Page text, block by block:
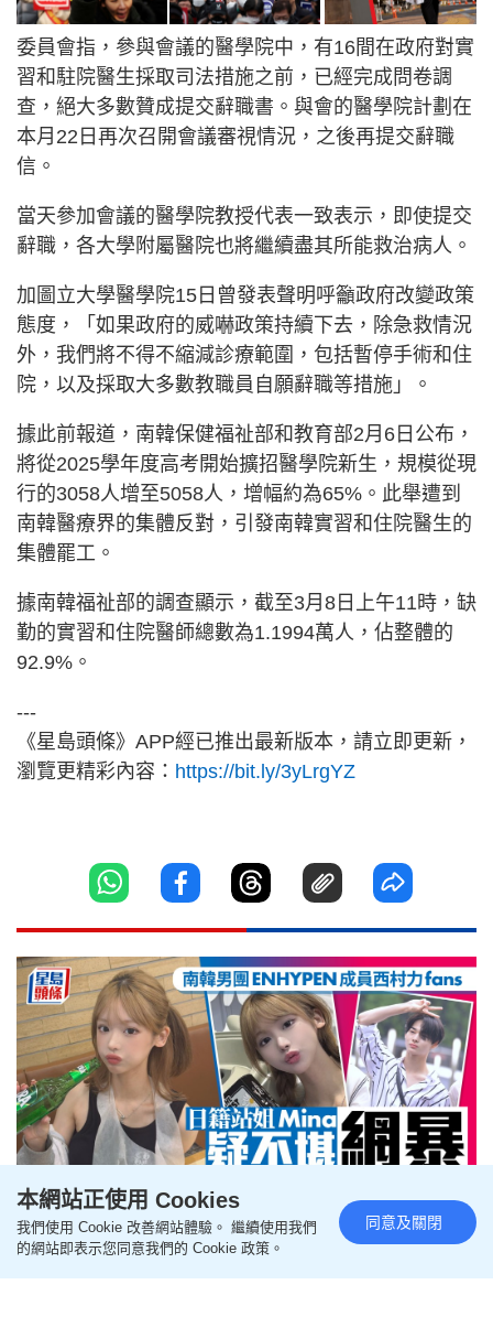
委員會指，參與會議的醫學院中，有16間在政府對實
習和駐院醫生採取司法措施之前，已經完成問卷調
查，絕大多數贊成提交辭職書。與會的醫學院計劃在
本月22日再次召開會議審視情況，之後再提交辭職
信。
當天參加會議的醫學院教授代表一致表示，即使提交
辭職，各大學附屬醫院也將繼續盡其所能救治病人。
加圖立大學醫學院15日曾發表聲明呼籲政府改變政策
態度，「如果政府的威嚇政策持續下去，除急救情況
外，我們將不得不縮減診療範圍，包括暫停手術和住
院，以及採取大多數教職員自願辭職等措施」。
據此前報道，南韓保健福祉部和教育部2月6日公布，
將從2025學年度高考開始擴招醫學院新生，規模從現
行的3058人增至5058人，增幅約為65%。此舉遭到
南韓醫療界的集體反對，引發南韓實習和住院醫生的
集體罷工。
據南韓福祉部的調查顯示，截至3月8日上午11時，缺
勤的實習和住院醫師總數為1.1994萬人，佔整體的
92.9%。
---
《星島頭條》APP經已推出最新版本，請立即更新，
瀏覽更精彩內容： https://bit.ly/3yLrgYZ
珍惜生命︱西村力站姐Mina南韓
TikTok直播輕生 疑不堪網暴走上
本網站正使用 Cookies
我們使用 Cookie 改善網站體驗。 繼續使用我們
的網站即表示您同意我們的 Cookie 政策。
同意及關閉